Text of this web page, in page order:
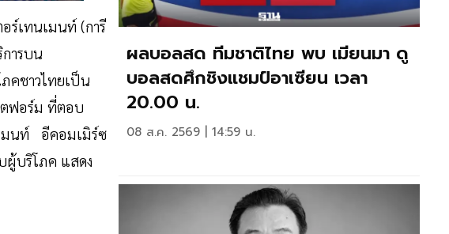
ร์เทนเมนท์ (การี
ารบน
คชาวไทยเป็น
ฟอร์ม ที่ตอบ
มนท์ อีคอมเมิร์ซ
ผู้บริโภค แสดง
ผลบอลสด ทีมชาติไทย พบ เมียนมา ดู
บอลสดศึกชิงแชมป์อาเซียน เวลา
20.00 น.
08 ส.ค. 2569 | 14:59 น.